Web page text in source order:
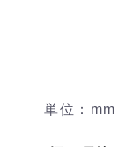
単位：mm